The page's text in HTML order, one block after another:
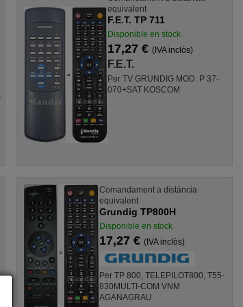
equivalent
F.E.T. TP 711
Disponible en stock
17,27 € (IVA inclòs)
F.E.T.
Per TV GRUNDIG MOD. P 37-
070+SAT KOSCOM
Comandament a distància
equivalent
Grundig TP800H
Disponible en stock
17,27 €(IVA inclòs)
Per TP 800, TELEPILOT800, T55-
830MULTI-COM VNM
AGANAGRAU